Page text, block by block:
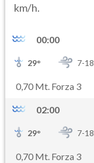
km/h.
00:00
29° 7-18
0,70 Mt. Forza 3
02:00
29° 7-18
0,70 Mt. Forza 3